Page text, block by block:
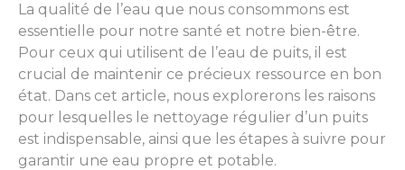
La qualité de l’eau que nous consommons est
essentielle pour notre santé et notre bien-être.
Pour ceux qui utilisent de l’eau de puits, il est
crucial de maintenir ce précieux ressource en bon
état. Dans cet article, nous explorerons les raisons
pour lesquelles le nettoyage régulier d’un puits
est indispensable, ainsi que les étapes à suivre pour
garantir une eau propre et potable.